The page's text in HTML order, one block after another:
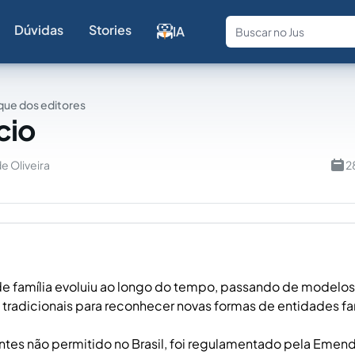
Dúvidas Stories IA
Fale com
dos editores
Oliveira
família evoluiu ao longo do tempo, passando de modelos
para reconhecer novas formas de entidades
não permitido no Brasil, foi regulamentado pela